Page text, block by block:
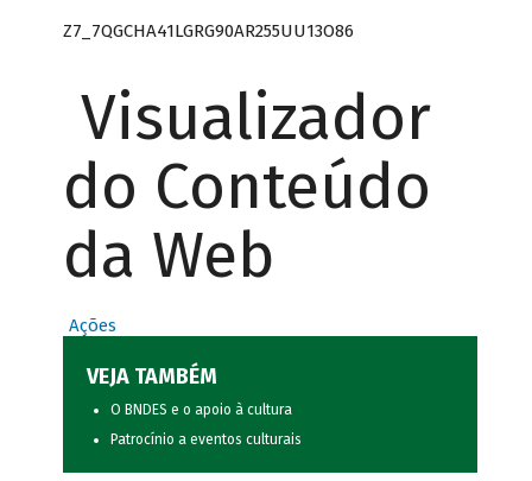
Z7_7QGCHA41LGRG90AR255UU13O86
Visualizador
do Conteúdo
da Web
Ações
VEJA TAMBÉM
O BNDES e o apoio à cultura
Patrocínio a eventos culturais